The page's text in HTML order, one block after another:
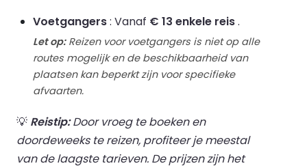
Voetgangers: Vanaf € 13 enkele reis.
Let op:Reizen voor voetgangers is niet op alle
routes mogelijk en de beschikbaarheid van
plaatsen kan beperkt zijn voor specifieke
afvaarten.
💡 Reistip:Door vroeg te boeken en
doordeweeks te reizen, profiteer je meestal
van de laagste tarieven. De prijzen zijn het